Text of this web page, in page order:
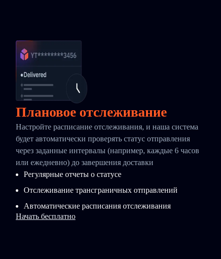
Плановое отслеживание
Настройте расписание отслеживания, и наша система
будет автоматически проверять статус отправления
через заданные интервалы (например, каждые 6 часов
или ежедневно) до завершения доставки
Регулярные отчеты о статусе
Отслеживание трансграничных отправлений
Автоматические расписания отслеживания
Начать бесплатно